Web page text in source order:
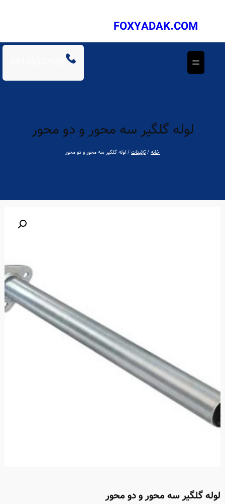
FOXYADAK.COM
لوله گلگیر سه محور و دو محور
خانه/تزئینات/ لوله گلگیر سه محور و دو محور
لوله گلگیر سه محور و دو محور